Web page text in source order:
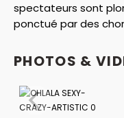
spectateurs sont
ponctué par des
pincée d’humour et
ce qui vous attend à
Remplis de
émois …
PHOTOS &